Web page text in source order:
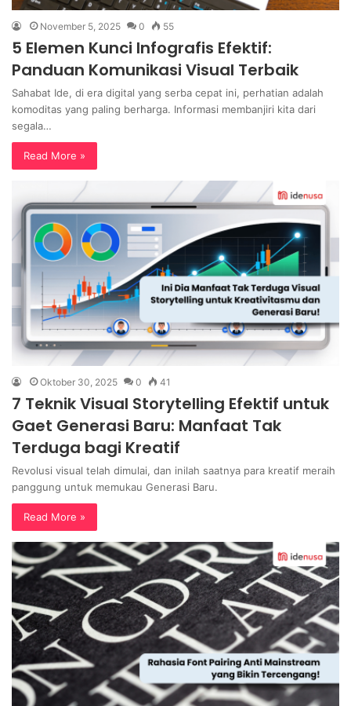
November 5, 2025 0 55
5 Elemen Kunci Infografis Efektif:
Panduan Komunikasi Visual Terbaik
Sahabat Ide, di era digital yang serba cepat ini, perhatian adalah
komoditas yang paling berharga. Informasi membanjiri kita dari
segala…
Read More »
Oktober 30, 2025 0 41
7 Teknik Visual Storytelling Efektif untuk
Gaet Generasi Baru: Manfaat Tak
Terduga bagi Kreatif
Revolusi visual telah dimulai, dan inilah saatnya para kreatif meraih
panggung untuk memukau Generasi Baru.
Read More »